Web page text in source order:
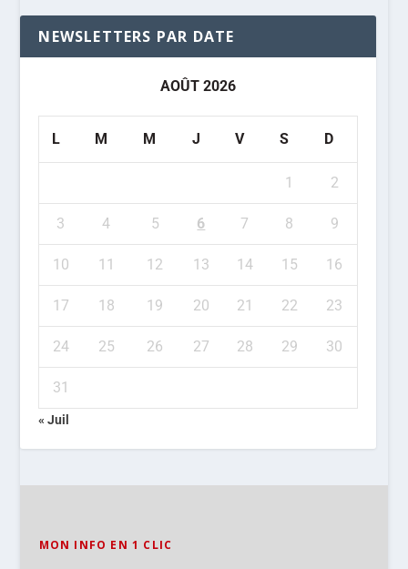
NEWSLETTERS PAR DATE
AOÛT 2026
L M M J V S D
1 2
3 4 5 6 7 8 9
10 11 12 13 14 15 16
17 18 19 20 21 22 23
24 25 26 27 28 29 30
31
« Juil
MON INFO EN 1 CLIC